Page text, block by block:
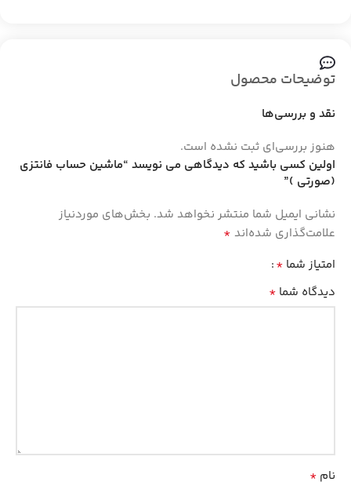
توضیحات محصول
نقد و بررسی‌ها
هنوز بررسی‌ای ثبت نشده است.
اولین کسی باشید که دیدگاهی می نویسد “ماشین‌ حساب فانتزی
(صورتی )”
نشانی ایمیل شما منتشر نخواهد شد. بخش‌های موردنیاز
علامت‌گذاری شده‌اند *
امتیاز شما *
دیدگاه شما *
نام *